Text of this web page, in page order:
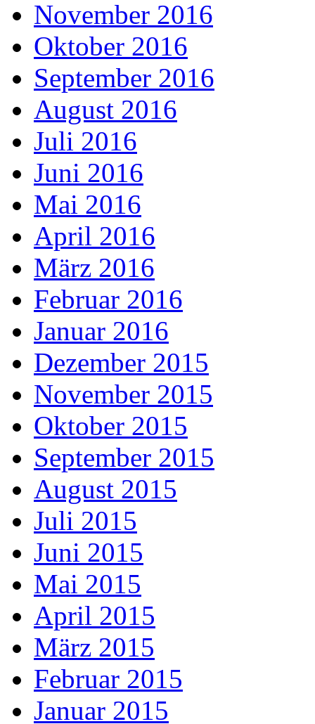
November 2016
Oktober 2016
September 2016
August 2016
Juli 2016
Juni 2016
Mai 2016
April 2016
März 2016
Februar 2016
Januar 2016
Dezember 2015
November 2015
Oktober 2015
September 2015
August 2015
Juli 2015
Juni 2015
Mai 2015
April 2015
März 2015
Februar 2015
Januar 2015